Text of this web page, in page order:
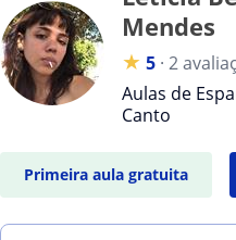
Mendes
★ 5 · 2
Aulas de
Canto
Primeira aula gratuita